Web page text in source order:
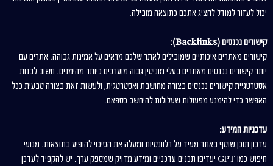
יכול לעזור למודל להציג אתכם כתוצאה מובילה.
קישורים נכנסים (Backlinks):
קישורים מאתרים איכותיים שמובילים לאתר שלכם מראים על אמינות גבוהה. אתרים עם
יותר קישורים נכנסים מאתרים בעלי מוניטין גבוה מוערכים כיותר מהימנים. חשוב לבנות
אסטרטגיית קישורים נכנסים בצורה מחושבת ואסטרטגית, ולעשות זאת בצורה טבעית ככל
האפשר כדי להימנע מפעולות שעלולות להיחשב כספאם.
עדכניות המידע:
עדכון תוכן שוטף באתר מעיד על רלוונטיות ומעלה את הסיכוי להופיע בתוצאות. מנועי
חיפוש כמו GPT יעדיפו תכנים עדכניים ומידע מדויק שמספק ערך. יש להקפיד לעדכן